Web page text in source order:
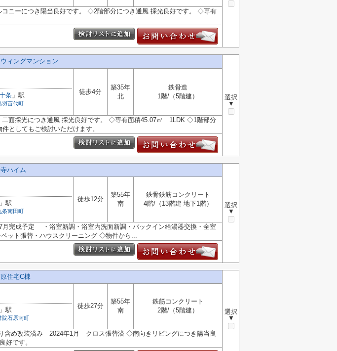
ニーにつき陽当良好です。 ◇2階部分につき通風 採光良好です。 ◇専有
ィングマンション
選択
▼
条 」駅
羽苗代町
徒歩4分
築35年
北
鉄骨造
1階/（5階建）
面採光につき通風 採光良好です。 ◇専有面積45.07㎡ 1LDK ◇1階部分
としてもご検討いただけます。
ハイム
選択
▼
」駅
条南田町
徒歩12分
築55年
南
鉄骨鉄筋コンクリート
4階/（13階建 地下1階）
完成予定 ・浴室新調・浴室内洗面新調・バックイン給湯器交換・全室
ット張替・ハウスクリーニング ◇物件から...
住宅C棟
選択
▼
」駅
院石原南町
徒歩27分
築55年
南
鉄筋コンクリート
2階/（5階建）
め改装済み 2024年1月 クロス張替済 ◇南向きリビングにつき陽当良
好です。